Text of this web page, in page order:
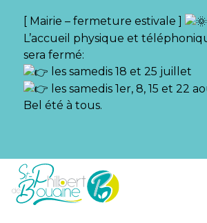
[ Mairie – fermeture estivale ]
L’accueil physique et
sera fermé:
les samedis 18 et 25 juillet
les samedis 1er, 8, 15 et 22
Bel été à tous.
Aller
Aller
contenu
Aller
pied